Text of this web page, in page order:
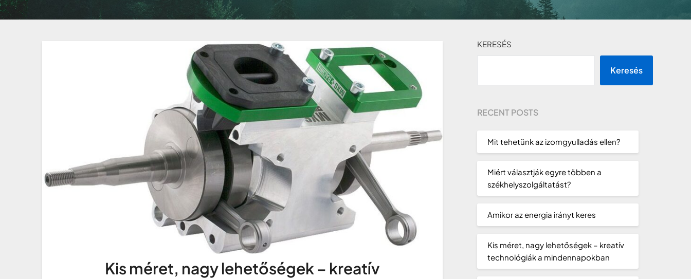
Kis méret, nagy lehetőségek – kreatív
KERESÉS
Keresés
RECENT POSTS
Mit tehetünk az izomgyulladás ellen?
Miért választják egyre többen a
székhelyszolgáltatást?
Amikor az energia irányt keres
Kis méret, nagy lehetőségek – kreatív
technológiák a mindennapokban